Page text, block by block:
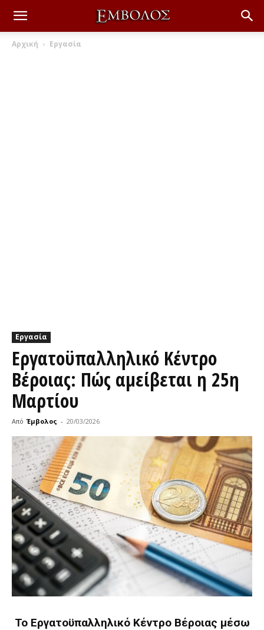
Αρχική Εργασία
Εργασία
Εργατοϋπαλληλικό Κέντρο
Βέροιας: Πώς αμείβεται η 25η
Μαρτίου
Από Έμβολος - 20/03/2026
Το Εργατοϋπαλληλικό Κέντρο Βέροιας μέσω